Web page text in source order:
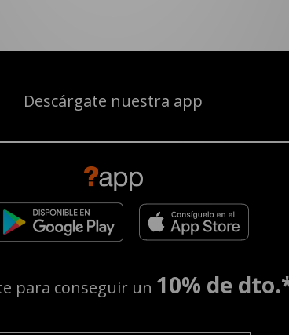
Descárgate nuestra app
para conseguir un 10% de